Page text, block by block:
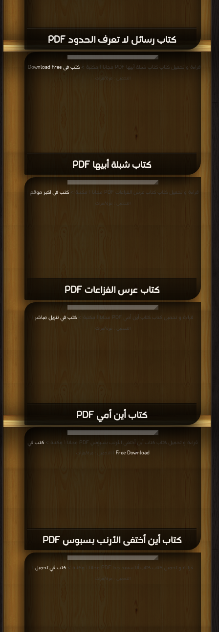
كتاب رسائل لا تعرف الحدود PDF
كتاب شبلة أبيها PDF
قراءة و تحميل كتاب كتاب شبلة أبيها PDF مجانا | مكتبة > كتب في Download Free
التحميل : مرة/مرات
كتاب عرس الفزاعات PDF
قراءة و تحميل كتاب كتاب عرس الفزاعات PDF مجانا | مكتبة > كتب في اكبر موقع
التحميل : مرة/مرات
كتاب أين أمي PDF
قراءة و تحميل كتاب كتاب أين أمي PDF مجانا | مكتبة > كتب في تنزيل مباشر
التحميل : مرة/مرات
كتاب أين أختفى الأرنب بسبوس PDF
قراءة و تحميل كتاب كتاب أين أختفى الأرنب بسبوس PDF مجانا | مكتبة >
كتب في
Free Download | التحميل : مرة/مرات
قراءة و تحميل كتاب كتاب أنا سعيد جدا PDF مجانا | مكتبة > كتب في تحميل
التحميل : مرة/مرات